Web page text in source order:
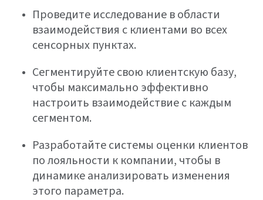
Проведите исследование в области
взаимодействия с клиентами во всех
сенсорных пунктах.
Сегментируйте свою клиентскую базу,
чтобы максимально эффективно
настроить взаимодействие с каждым
сегментом.
Разработайте системы оценки клиентов
по лояльности к компании, чтобы в
динамике анализировать изменения
этого параметра.